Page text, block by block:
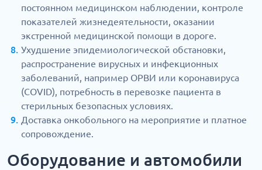
постоянном медицинском наблюдении, контроле
показателей жизнедеятельности, оказании
экстренной медицинской помощи в дороге.
Ухудшение эпидемиологической обстановки,
распространение вирусных и инфекционных
заболеваний, например ОРВИ или коронавируса
(COVID), потребность в перевозке пациента в
стерильных безопасных условиях.
Доставка онкобольного на мероприятие и платное
сопровождение.
Оборудование и автомобили